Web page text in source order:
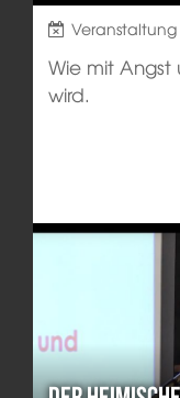
Veranstaltung
Wie mit
wird.